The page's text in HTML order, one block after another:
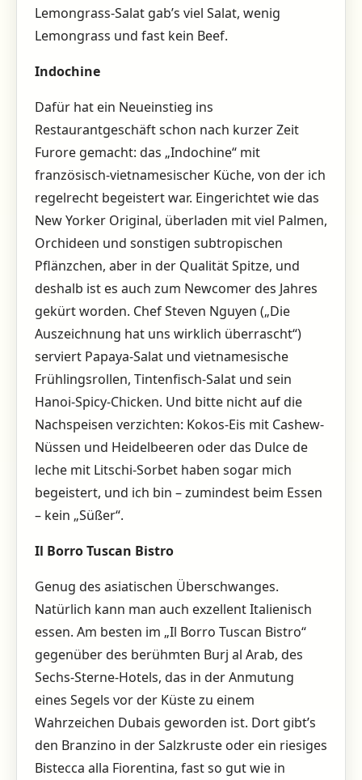
Lemongrass-Salat gab’s viel Salat, wenig
Lemongrass und fast kein Beef.
Indochine
Dafür hat ein Neueinstieg ins
Restaurantgeschäft schon nach kurzer Zeit
Furore gemacht: das „Indochine“ mit
französisch-vietnamesischer Küche, von der ich
regelrecht begeistert war. Eingerichtet wie das
New Yorker Original, überladen mit viel Palmen,
Orchideen und sonstigen subtropischen
Pflänzchen, aber in der Qualität Spitze, und
deshalb ist es auch zum Newcomer des Jahres
gekürt worden. Chef Steven Nguyen („Die
Auszeichnung hat uns wirklich überrascht“)
serviert Papaya-Salat und vietnamesische
Frühlingsrollen, Tintenfisch-Salat und sein
Hanoi-Spicy-Chicken. Und bitte nicht auf die
Nachspeisen verzichten: Kokos-Eis mit Cashew-
Nüssen und Heidelbeeren oder das Dulce de
leche mit Litschi-Sorbet haben sogar mich
begeistert, und ich bin – zumindest beim Essen
– kein „Süßer“.
Il Borro Tuscan Bistro
Genug des asiatischen Überschwanges.
Natürlich kann man auch exzellent Italienisch
essen. Am besten im „Il Borro Tuscan Bistro“
gegenüber des berühmten Burj al Arab, des
Sechs-Sterne-Hotels, das in der Anmutung
eines Segels vor der Küste zu einem
Wahrzeichen Dubais geworden ist. Dort gibt’s
den Branzino in der Salzkruste oder ein riesiges
Bistecca alla Fiorentina, fast so gut wie in